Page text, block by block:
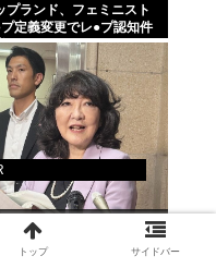
プランド、フェミニスト
定義変更でレ●プ認知件
www
減税】日本の社会保障、
財源5兆円見通し立たず
トップ サイドバー